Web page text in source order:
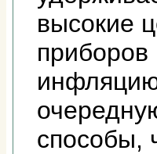
высокие
способы,